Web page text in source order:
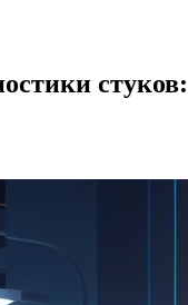
стуков: